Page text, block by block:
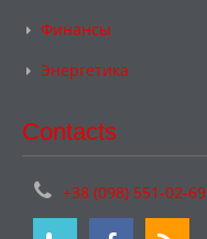
Финансы
Энергетика
Contacts
+38 (098) 551-02-69